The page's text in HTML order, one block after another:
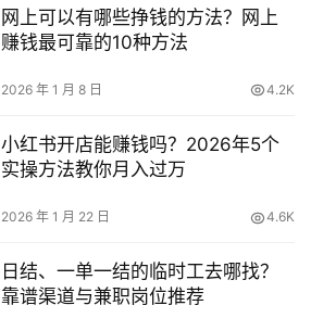
网上可以有哪些挣钱的方法？网上
赚钱最可靠的10种方法
2026 年 1 月 8 日 4.2K
小红书开店能赚钱吗？2026年5个
实操方法教你月入过万
2026 年 1 月 22 日 4.6K
日结、一单一结的临时工去哪找？
靠谱渠道与兼职岗位推荐